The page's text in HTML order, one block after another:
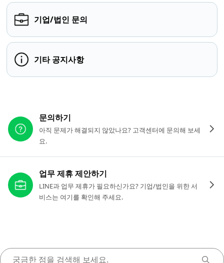
기업/법인 문의
기타 공지사항
문의하기
아직 문제가 해결되지 않았나요? 고객센터에 문의해 보세
요.
업무 제휴 제안하기
LINE과 업무 제휴가 필요하신가요? 기업/법인을 위한 서
비스는 여기를 확인해 주세요.